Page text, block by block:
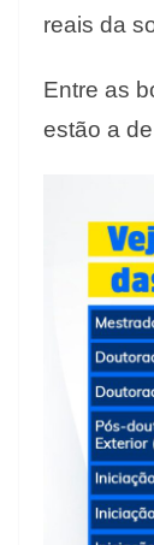
reais da
Entre as
estão a